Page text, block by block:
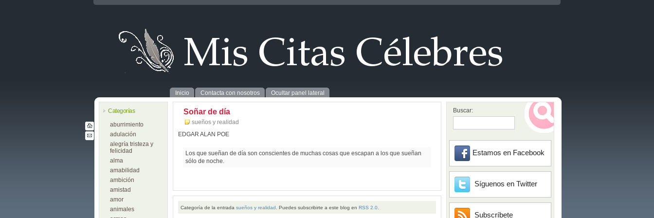
Inicio Contacta con nosotros Ocultar panel lateral
Categorías
aburrimiento
adulación
alegría tristeza y
felicidad
alma
amabilidad
ambición
amistad
amor
animales
Soñar de día
sueños y realidad
EDGAR ALAN POE
Los que sueñan de día son conscientes de muchas cosas que escapan a los que sueñan
sólo de noche.
Categoría de la entrada sueños y realidad . Puedes subscribirte a este blog en RSS 2.0
Buscar:
Estamos en Facebook
Síguenos en Twitter
Subscríbete